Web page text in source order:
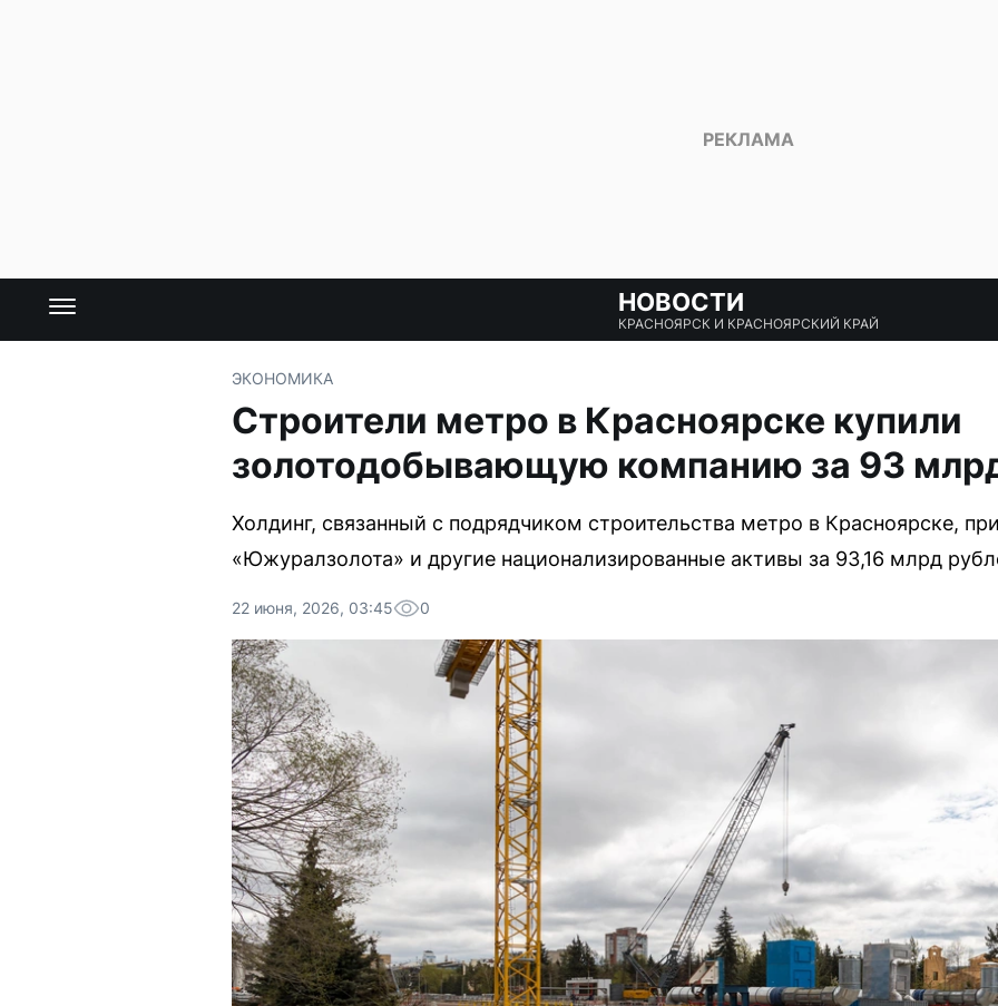
НОВОСТИ
КРАСНОЯРСК И КРАСНОЯРСКИЙ КРАЙ
ЭКОНОМИКА
Строители метро в Красноярске купили
золотодобывающую компанию за 93
Холдинг, связанный с подрядчиком строительства метро в Красноярске,
«Южуралзолота» и другие национализированные активы за 93,16 млрд
22 июня, 2026, 03:45 0